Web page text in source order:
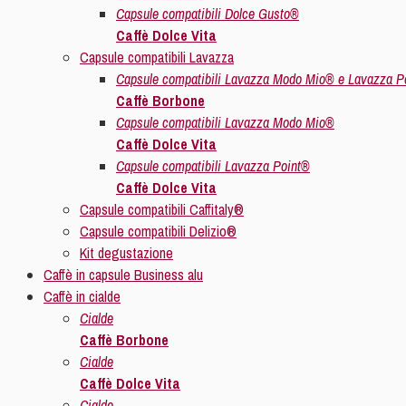
Capsule compatibili Dolce Gusto®
Caffè Dolce Vita
Capsule compatibili Lavazza
Capsule compatibili Lavazza Modo Mio® e Lavazza
Caffè Borbone
Capsule compatibili Lavazza Modo Mio®
Caffè Dolce Vita
Capsule compatibili Lavazza Point®
Caffè Dolce Vita
Capsule compatibili Caffitaly®
Capsule compatibili Delizio®
Kit degustazione
Caffè in capsule Business alu
Caffè in cialde
Cialde
Caffè Borbone
Cialde
Caffè Dolce Vita